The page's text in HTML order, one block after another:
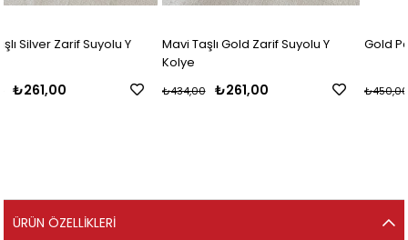
Mavi Taşlı Gold Zarif Suyolu Y
₺261,00
₺434,00
Gold Paylı Baget Suyolu Kolye
₺300,00
₺450,00
ÜRÜN ÖZELLIKLERI